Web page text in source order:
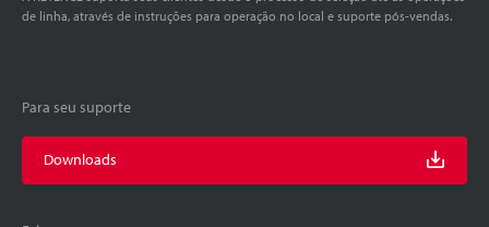
de linha, através de instruções para operação no local e suporte pós-vendas.
Para seu suporte
Downloads